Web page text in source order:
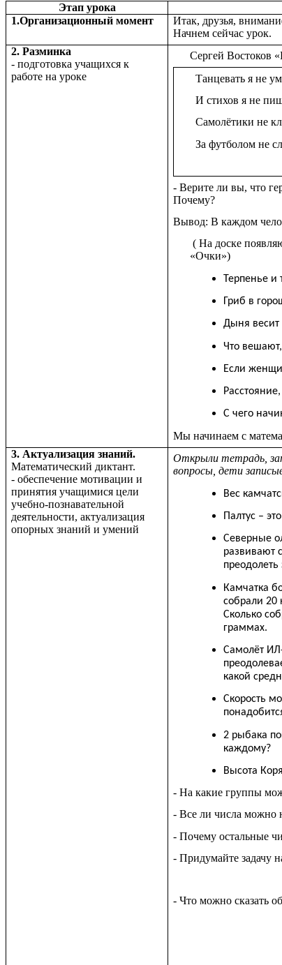
Этап урока
1.Организационный момент
Итак, друзья,
Начнем сейчас урок.
2. Разминка
- подготовка учащихся к
работе на уроке
Сергей Востоков
Танцевать я не
И стихов я не
Самолётики не
За футболом не
- Верите ли вы, что
Почему?
Вывод: В каждом
( На доске
«Очки»)
Терпенье и
Гриб в
Дыня весит
Что
Если
С чего
Мы начинаем с
3. Актуализация знаний.
Математический диктант.
- обеспечение мотивации и
принятия учащимися цели
учебно-познавательной
деятельности, актуализация
опорных знаний и умений
Открыли тетрадь,
вопросы, дети
Вес
Палтус –
Северные
развивают
преодолеть
Камчатка
собрали 20
Сколько
граммах.
Самолёт
какой
Скорость
2 рыбака
каждому?
Высота
- На какие группы
- Все ли числа можно
- Почему остальные
- Придумайте задачу
- Что можно сказать